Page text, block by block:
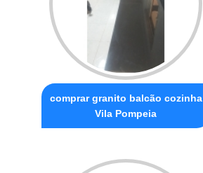
comprar granito balcão cozinha
Vila Pompeia